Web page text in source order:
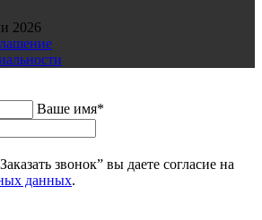
2026
Ваше имя*
звонок” вы даете согласие на
данных.